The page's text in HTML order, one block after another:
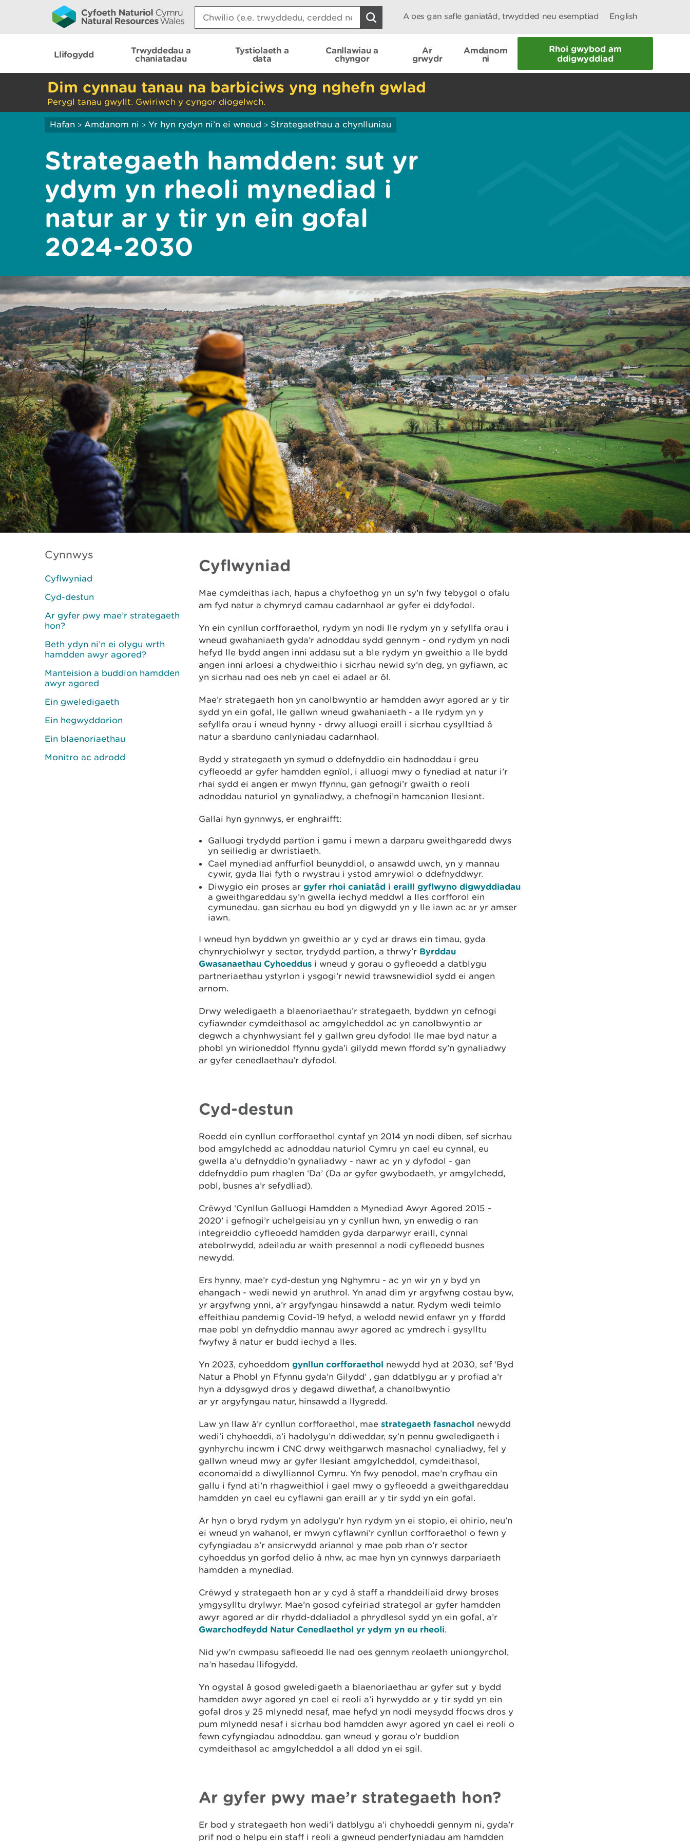
Search:
A oes gan safle ganiatâd, trwydded neu esemptiad English
Llifogydd
Trwyddedau a
chaniatadau
Tystiolaeth a
data
Canllawiau a
chyngor
Ar
grwydr
Amdanom
ni
Rhoi gwybod am
ddigwyddiad
Dim cynnau tanau na barbiciws yng nghefn gwlad
Perygl tanau gwyllt. Gwiriwch y cyngor diogelwch.
Hafan > Amdanom ni > Yr hyn rydyn ni’n ei wneud > Strategaethau a chynlluniau
Strategaeth hamdden: sut yr
ydym yn rheoli mynediad i
natur ar y tir yn ein gofal
2024-2030
Cynnwys
Cyflwyniad
Cyd-destun
Ar gyfer pwy mae’r strategaeth
hon?
Beth ydyn ni’n ei olygu wrth
hamdden awyr agored?
Manteision a buddion hamdden
awyr agored
Ein gweledigaeth
Ein hegwyddorion
Ein blaenoriaethau
Monitro ac adrodd
Cyflwyniad
Mae cymdeithas iach, hapus a chyfoethog yn un sy’n fwy tebygol o ofalu
am fyd natur a chymryd camau cadarnhaol ar gyfer ei ddyfodol.
Yn ein cynllun corfforaethol, rydym yn nodi lle rydym yn y sefyllfa orau i
wneud gwahaniaeth gyda’r adnoddau sydd gennym - ond rydym yn nodi
hefyd lle bydd angen inni addasu sut a ble rydym yn gweithio a lle bydd
angen inni arloesi a chydweithio i sicrhau newid sy’n deg, yn gyfiawn, ac
yn sicrhau nad oes neb yn cael ei adael ar ôl.
Mae’r strategaeth hon yn canolbwyntio ar hamdden awyr agored ar y tir
sydd yn ein gofal, lle gallwn wneud gwahaniaeth - a lle rydym yn y
sefyllfa orau i wneud hynny - drwy alluogi eraill i sicrhau cysylltiad â
natur a sbarduno canlyniadau cadarnhaol.
Bydd y strategaeth yn symud o ddefnyddio ein hadnoddau i greu
cyfleoedd ar gyfer hamdden egnïol, i alluogi mwy o fynediad at natur i’r
rhai sydd ei angen er mwyn ffynnu, gan gefnogi’r gwaith o reoli
adnoddau naturiol yn gynaliadwy, a chefnogi’n hamcanion llesiant.
Gallai hyn gynnwys, er enghraifft:
Galluogi trydydd partïon i gamu i mewn a darparu gweithgaredd dwys
yn seiliedig ar dwristiaeth.
Cael mynediad anffurfiol beunyddiol, o ansawdd uwch, yn y mannau
cywir, gyda llai fyth o rwystrau i ystod amrywiol o ddefnyddwyr.
Diwygio ein proses ar gyfer rhoi caniatâd i eraill gyflwyno digwyddiadau
a gweithgareddau sy’n gwella iechyd meddwl a lles corfforol ein
cymunedau, gan sicrhau eu bod yn digwydd yn y lle iawn ac ar yr amser
iawn.
I wneud hyn byddwn yn gweithio ar y cyd ar draws ein timau, gyda
chynrychiolwyr y sector, trydydd partïon, a thrwy’r Byrddau
Gwasanaethau Cyhoeddus i wneud y gorau o gyfleoedd a datblygu
partneriaethau ystyrlon i ysgogi’r newid trawsnewidiol sydd ei angen
arnom.
Drwy weledigaeth a blaenoriaethau’r strategaeth, byddwn yn cefnogi
cyfiawnder cymdeithasol ac amgylcheddol ac yn canolbwyntio ar
degwch a chynhwysiant fel y gallwn greu dyfodol lle mae byd natur a
phobl yn wirioneddol ffynnu gyda’i gilydd mewn ffordd sy’n gynaliadwy
ar gyfer cenedlaethau’r dyfodol.
Cyd-destun
Roedd ein cynllun corfforaethol cyntaf yn 2014 yn nodi diben, sef sicrhau
bod amgylchedd ac adnoddau naturiol Cymru yn cael eu cynnal, eu
gwella a’u defnyddio’n gynaliadwy - nawr ac yn y dyfodol - gan
ddefnyddio pum rhaglen ‘Da’ (Da ar gyfer gwybodaeth, yr amgylchedd,
pobl, busnes a’r sefydliad).
Crëwyd ‘Cynllun Galluogi Hamdden a Mynediad Awyr Agored 2015 –
2020’ i gefnogi’r uchelgeisiau yn y cynllun hwn, yn enwedig o ran
integreiddio cyfleoedd hamdden gyda darparwyr eraill, cynnal
atebolrwydd, adeiladu ar waith presennol a nodi cyfleoedd busnes
newydd.
Ers hynny, mae’r cyd-destun yng Nghymru - ac yn wir yn y byd yn
ehangach - wedi newid yn aruthrol. Yn anad dim yr argyfwng costau byw,
yr argyfwng ynni, a’r argyfyngau hinsawdd a natur. Rydym wedi teimlo
effeithiau pandemig Covid-19 hefyd, a welodd newid enfawr yn y ffordd
mae pobl yn defnyddio mannau awyr agored ac ymdrech i gysylltu
fwyfwy â natur er budd iechyd a lles.
Yn 2023, cyhoeddom gynllun corfforaethol newydd hyd at 2030, sef ‘Byd
Natur a Phobl yn Ffynnu gyda’n Gilydd’ , gan ddatblygu ar y profiad a’r
hyn a ddysgwyd dros y degawd diwethaf, a chanolbwyntio
ar yr argyfyngau natur, hinsawdd a llygredd.
Law yn llaw â’r cynllun corfforaethol, mae strategaeth fasnachol newydd
wedi’i chyhoeddi, a’i hadolygu’n ddiweddar, sy’n pennu gweledigaeth i
gynhyrchu incwm i CNC drwy weithgarwch masnachol cynaliadwy, fel y
gallwn wneud mwy ar gyfer llesiant amgylcheddol, cymdeithasol,
economaidd a diwylliannol Cymru. Yn fwy penodol, mae’n cryfhau ein
gallu i fynd ati’n rhagweithiol i gael mwy o gyfleoedd a gweithgareddau
hamdden yn cael eu cyflawni gan eraill ar y tir sydd yn ein gofal.
Ar hyn o bryd rydym yn adolygu’r hyn rydym yn ei stopio, ei ohirio, neu’n
ei wneud yn wahanol, er mwyn cyflawni’r cynllun corfforaethol o fewn y
cyfyngiadau a’r ansicrwydd ariannol y mae pob rhan o’r sector
cyhoeddus yn gorfod delio â nhw, ac mae hyn yn cynnwys darpariaeth
hamdden a mynediad.
Crëwyd y strategaeth hon ar y cyd â staff a rhanddeiliaid drwy broses
ymgysylltu drylwyr. Mae’n gosod cyfeiriad strategol ar gyfer hamdden
awyr agored ar dir rhydd-ddaliadol a phrydlesol sydd yn ein gofal, a’r
Gwarchodfeydd Natur Cenedlaethol yr ydym yn eu rheoli.
Nid yw’n cwmpasu safleoedd lle nad oes gennym reolaeth uniongyrchol,
na’n hasedau llifogydd.
Yn ogystal â gosod gweledigaeth a blaenoriaethau ar gyfer sut y bydd
hamdden awyr agored yn cael ei reoli a’i hyrwyddo ar y tir sydd yn ein
gofal dros y 25 mlynedd nesaf, mae hefyd yn nodi meysydd ffocws dros y
pum mlynedd nesaf i sicrhau bod hamdden awyr agored yn cael ei reoli o
fewn cyfyngiadau adnoddau. gan wneud y gorau o’r buddion
cymdeithasol ac amgylcheddol a all ddod yn ei sgil.
Ar gyfer pwy mae’r strategaeth hon?
Er bod y strategaeth hon wedi’i datblygu a’i chyhoeddi gennym ni, gyda’r
prif nod o helpu ein staff i reoli a gwneud penderfyniadau am hamdden